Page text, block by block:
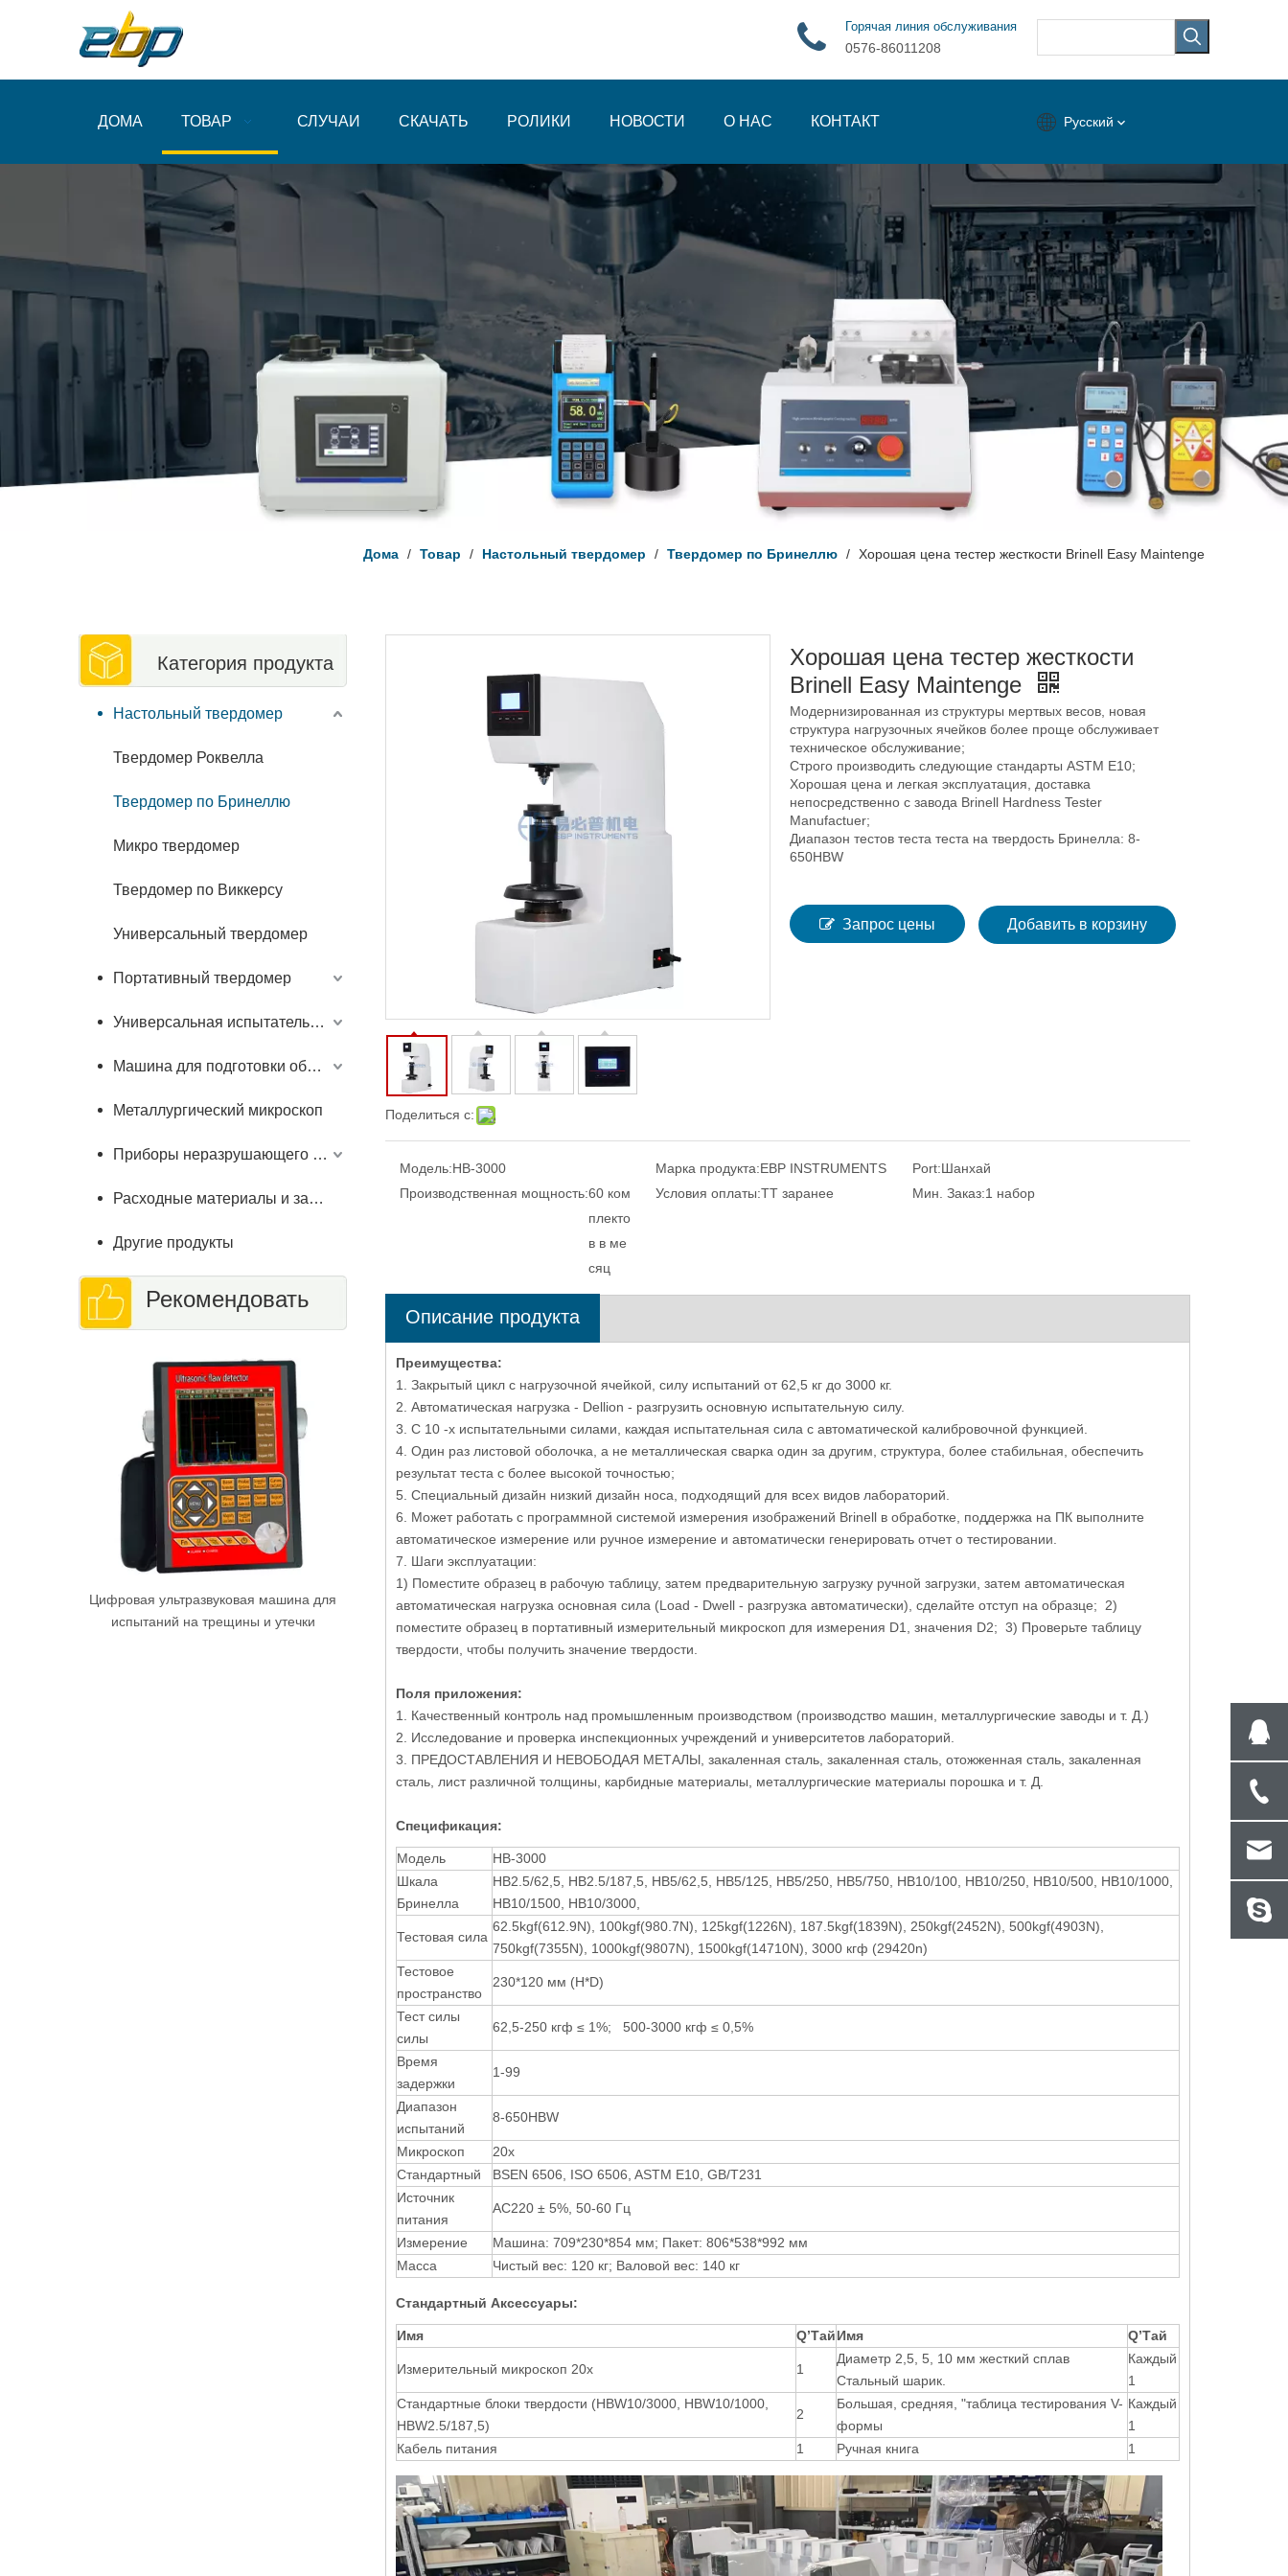
Горячая линия обслуживания
0576-86011208
ДОМА ТОВАР СЛУЧАИ СКАЧАТЬ РОЛИКИ НОВОСТИ О НАС КОНТАКТ Pусский
Дома / Товар / Настольный твердомер / Твердомер по Бринеллю / Хорошая цена тестер жесткости Brinell Easy Maintenge
Категория продукта
Настольный твердомер
Твердомер Роквелла
Твердомер по Бринеллю
Микро твердомер
Твердомер по Виккерсу
Универсальный твердомер
Портативный твердомер
Универсальная испытательная машина
Машина для подготовки образцов
Металлургический микроскоп
Приборы неразрушающего контроля
Расходные материалы и запчасти
Другие продукты
Рекомендовать
машина для
на трещины и утечки
металлических образцов с поворотным
маховиком
тонкой шлифовки с одной плитой
образцов для горячего монтажа
Поделиться с:
Хорошая цена тестер жесткости
Brinell Easy Maintenge
Модернизированная из структуры мертвых весов, новая
структура нагрузочных ячейков более проще обслуживает
техническое обслуживание;
Строго производить следующие стандарты ASTM E10;
Хорошая цена и легкая эксплуатация, доставка
непосредственно с завода Brinell Hardness Tester
Manufactuer;
Диапазон тестов теста теста на твердость Бринелла: 8-
650HBW
Запрос цены Добавить в корзину
Модель:HB-3000 Марка продукта:EBP INSTRUMENTS Port:Шанхай
Производственная мощность:60 ком
плекто
в в ме
сяц
Условия оплаты:TT заранее Мин. Заказ:1 набор
Описание продукта
Преимущества:
1. Закрытый цикл с нагрузочной ячейкой, силу испытаний от 62,5 кг до 3000 кг.
2. Автоматическая нагрузка - Dellion - разгрузить основную испытательную силу.
3. С 10 -х испытательными силами, каждая испытательная сила с автоматической калибровочной функцией.
4. Один раз листовой оболочка, а не металлическая сварка один за другим, структура, более стабильная, обеспечить
результат теста с более высокой точностью;
5. Специальный дизайн низкий дизайн носа, подходящий для всех видов лабораторий.
6. Может работать с программной системой измерения изображений Brinell в обработке, поддержка на ПК выполните
автоматическое измерение или ручное измерение и автоматически генерировать отчет о тестировании.
7. Шаги эксплуатации:
1) Поместите образец в рабочую таблицу, затем предварительную загрузку ручной загрузки, затем автоматическая
автоматическая нагрузка основная сила (Load - Dwell - разгрузка автоматически), сделайте отступ на образце; 2)
поместите образец в портативный измерительный микроскоп для измерения D1, значения D2; 3) Проверьте таблицу
твердости, чтобы получить значение твердости.
Поля приложения:
1. Качественный контроль над промышленным производством (производство машин, металлургические заводы и т. Д.)
2. Исследование и проверка инспекционных учреждений и университетов лабораторий.
3. ПРЕДОСТАВЛЕНИЯ И НЕВОБОДАЯ МЕТАЛЫ, закаленная сталь, закаленная сталь, отожженная сталь, закаленная
сталь, лист различной толщины, карбидные материалы, металлургические материалы порошка и т. Д.
Спецификация:
Модель
HB-3000
Шкала
Бринелла
HB2.5/62,5, HB2.5/187,5, HB5/62,5, HB5/125, HB5/250, HB5/750, HB10/100, HB10/250, HB10/500, HB10/1000,
HB10/1500, HB10/3000,
Тестовая сила
62.5kgf(612.9N), 100kgf(980.7N), 125kgf(1226N), 187.5kgf(1839N), 250kgf(2452N), 500kgf(4903N),
750kgf(7355N), 1000kgf(9807N), 1500kgf(14710N), 3000 кгф (29420n)
Тестовое
пространство
230*120 мм (H*D)
Тест силы
силы
62,5-250 кгф ≤ 1%; 500-3000 кгф ≤ 0,5%
Время
задержки
1-99
Диапазон
испытаний
8-650HBW
Микроскоп
20x
Стандартный
BSEN 6506, ISO 6506, ASTM E10, GB/T231
Источник
питания
AC220 ± 5%, 50-60 Гц
Измерение
Машина: 709*230*854 мм; Пакет: 806*538*992 мм
Масса
Чистый вес: 120 кг; Валовой вес: 140 кг
Стандартный Аксессуары:
Имя Q’ТайИмя Q’Тай
Измерительный микроскоп 20x 1
Диаметр 2,5, 5, 10 мм жесткий сплав
Стальный шарик.
Каждый
1
Стандартные блоки твердости (HBW10/3000, HBW10/1000,
HBW2.5/187,5)
2
Большая, средняя, ​​"таблица тестирования V-
формы
Каждый
1
Кабель питания
1 Ручная книга 1